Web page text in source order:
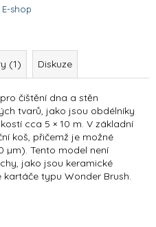
E-shop
(1) Diskuze
čištění dna a stěn
tvarů, jako jsou obdélníky
cca 5 × 10 m. V základní
koš, přičemž je možné
µm). Tento model není
jako jsou keramické
typu Wonder Brush.